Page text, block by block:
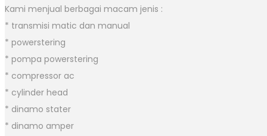
Kami menjual berbagai macam jenis :
* transmisi matic dan manual
* powerstering
* pompa powerstering
* compressor ac
* cylinder head
* dinamo stater
* dinamo amper